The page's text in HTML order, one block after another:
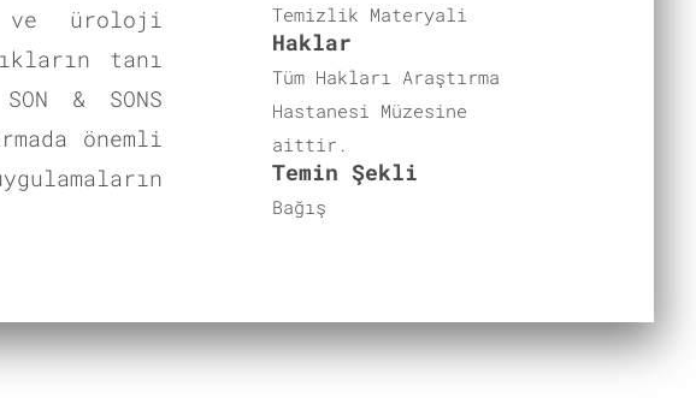
üroloji
tanı
& SONS
önemli
Temizlik Materyali
Haklar
Tüm Hakları Araştırma
Hastanesi Müzesine
aittir.
Temin Şekli
Bağış